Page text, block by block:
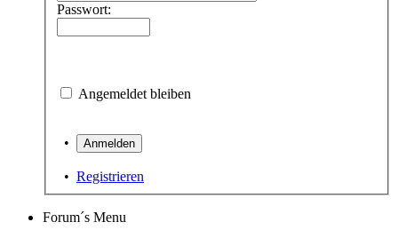
Passwort:
Angemeldet bleiben
•
• Registrieren
Forum´s Menu